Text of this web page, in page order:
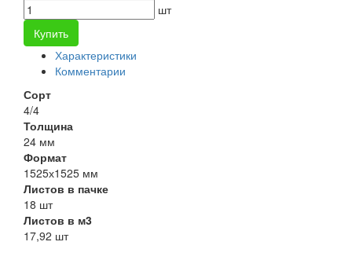
шт
Купить
Характеристики
Комментарии
Сорт
4/4
Толщина
24 мм
Формат
1525х1525 мм
Листов в пачке
18 шт
Листов в м3
17,92 шт